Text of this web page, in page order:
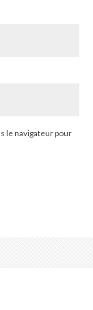
le navigateur pour